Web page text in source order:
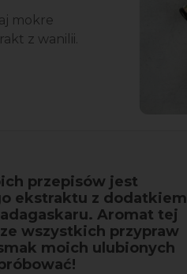
mokre
z wanilii.
przepisów jest
ekstraktu z dodatkiem
Aromat tej
wszystkich przypraw
moich ulubionych